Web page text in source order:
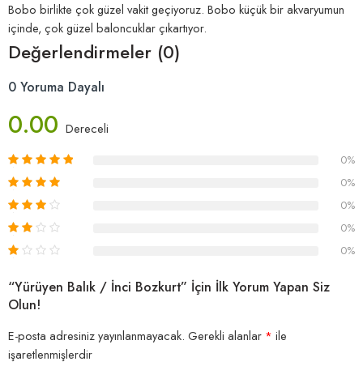
Bobo birlikte çok güzel vakit geçiyoruz. Bobo küçük bir akvaryumun
içinde, çok güzel baloncuklar çıkartıyor.
Değerlendirmeler (0)
0 Yoruma Dayalı
0.00 Dereceli
0%
0%
0%
0%
0%
“Yürüyen Balık / İnci Bozkurt” İçin İlk Yorum Yapan Siz
Olun!
E-posta adresiniz yayınlanmayacak. Gerekli alanlar * ile
işaretlenmişlerdir